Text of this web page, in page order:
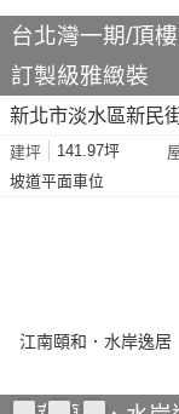
台北灣一期/頂
訂製級雅緻裝
新北市淡水區新民
建坪 141.97坪
坡道平面車位